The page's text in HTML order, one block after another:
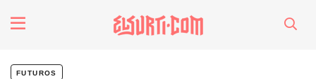
futuros